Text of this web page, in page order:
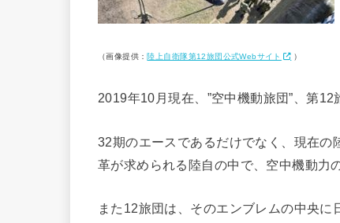
（画像提供：陸上自衛隊第12旅団公式Webサイト ）
2019年10月現在、”空中機動旅団”、第12
32期のエースであるだけでなく、現在
革が求められる陸自の中で、空中機動力
また12旅団は、そのエンブレムの中央